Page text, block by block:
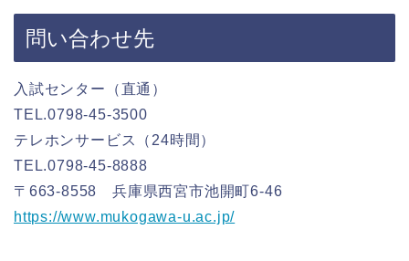
問い合わせ先
入試センター（直通）
TEL.0798-45-3500
テレホンサービス（24時間）
TEL.0798-45-8888
〒663-8558 兵庫県西宮市池開町6-46
https://www.mukogawa-u.ac.jp/